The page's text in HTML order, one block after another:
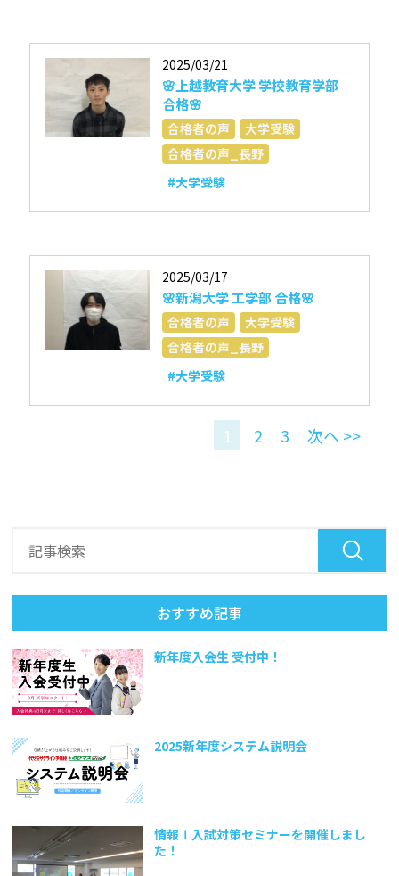
2025/03/21
🌸上越教育大学 学校教育学部
合格🌸
合格者の声
大学受験
合格者の声_長野
#大学受験
2025/03/17
🌸新潟大学 工学部 合格🌸
合格者の声
大学受験
合格者の声_長野
#大学受験
1 2 3 次へ >>
おすすめ記事
新年度入会生 受付中！
2025新年度システム説明会
情報Ⅰ入試対策セミナーを開催しまし
た！